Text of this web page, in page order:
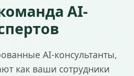
AI-
AI-консультанты,
как ваши сотрудники